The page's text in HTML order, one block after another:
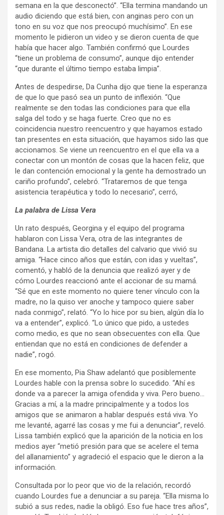
semana en la que desconectó”. “Ella termina mandando un
audio diciendo que está bien, con anginas pero con un
tono en su voz que nos preocupó muchísimo”. En ese
momento le pidieron un video y se dieron cuenta de que
había que hacer algo. También confirmó que Lourdes
“tiene un problema de consumo”, aunque dijo entender
“que durante el último tiempo estaba limpia”.
Antes de despedirse, Da Cunha dijo que tiene la esperanza
de que lo que pasó sea un punto de inflexión. “Que
realmente se den todas las condiciones para que ella
salga del todo y se haga fuerte. Creo que no es
coincidencia nuestro reencuentro y que hayamos estado
tan presentes en esta situación, que hayamos sido las que
accionamos. Se viene un reencuentro en el que ella va a
conectar con un montón de cosas que la hacen feliz, que
le dan contención emocional y la gente ha demostrado un
cariño profundo”, celebró. “Trataremos de que tenga
asistencia terapéutica y todo lo necesario”, cerró,
La palabra de Lissa Vera
Un rato después, Georgina y el equipo del programa
hablaron con Lissa Vera, otra de las integrantes de
Bandana. La artista dio detalles del calvario que vivió su
amiga. “Hace cinco años que están, con idas y vueltas”,
comentó, y habló de la denuncia que realizó ayer y de
cómo Lourdes reaccionó ante el accionar de su mamá.
“Sé que en este momento no quiere tener vínculo con la
madre, no la quiso ver anoche y tampoco quiere saber
nada conmigo”, relató. “Yo lo hice por su bien, algún día lo
va a entender”, explicó. “Lo único que pido, a ustedes
como medio, es que no sean obsecuentes con ella. Que
entiendan que no está en condiciones de defender a
nadie”, rogó.
En ese momento, Pia Shaw adelantó que posiblemente
Lourdes hable con la prensa sobre lo sucedido. “Ahí es
donde va a parecer la amiga ofendida y viva. Pero bueno…
Gracias a mí, a la madre principalmente y a todos los
amigos que se animaron a hablar después está viva. Yo
me levanté, agarré las cosas y me fui a denunciar”, reveló.
Lissa también explicó que la aparición de la noticia en los
medios ayer “metió presión para que se acelere el tema
del allanamiento” y agradeció el espacio que le dieron a la
información.
Consultada por lo peor que vio de la relación, recordó
cuando Lourdes fue a denunciar a su pareja. “Ella misma lo
subió a sus redes, nadie la obligó. Eso fue hace tres años”,